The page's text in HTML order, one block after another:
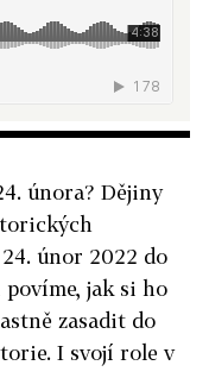
února? Dějiny
únor 2022 do
jak si ho
zasadit do
I svojí role v